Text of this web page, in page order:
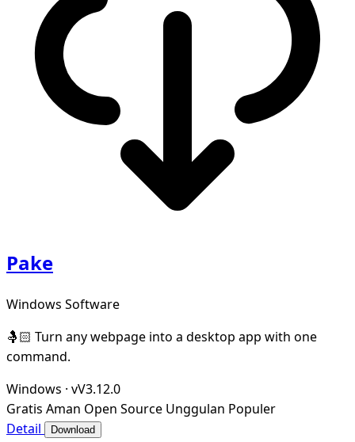
Pake
Windows Software
🤱🏻 Turn any webpage into a desktop app with one
command.
Windows · vV3.12.0
Gratis Aman Open Source Unggulan Populer
Detail
Download